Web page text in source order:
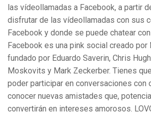
las vídeollamadas a Facebook, a partir
disfrutar de las vídeollamadas con sus
Facebook y donde se puede chatear
Facebook es una pink social creado por
fundado por Eduardo Saverin, Chris
Moskovits y Mark Zeckerber. Tienes
poder participar en conversaciones con
conocer nuevas amistades que,
convertirán en intereses amorosos.